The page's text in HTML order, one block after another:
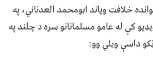
خلافت ویاند ابومحمد العدناني، په
کې له عامو مسلمانانو سره د چلند په
داسې ویلي وو: